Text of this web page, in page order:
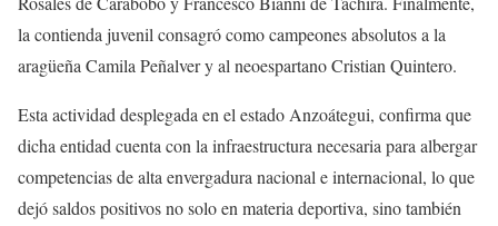
la contienda juvenil consagró como campeones absolutos a la
aragüeña Camila Peñalver y al neoespartano Cristian Quintero.
Esta actividad desplegada en el estado Anzoátegui, confirma que
dicha entidad cuenta con la infraestructura necesaria para albergar
competencias de alta envergadura nacional e internacional, lo que
dejó saldos positivos no solo en materia deportiva, sino también